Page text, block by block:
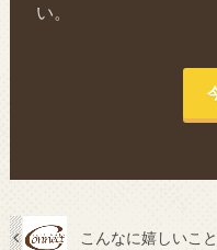
い。
こんなに嬉しいこ